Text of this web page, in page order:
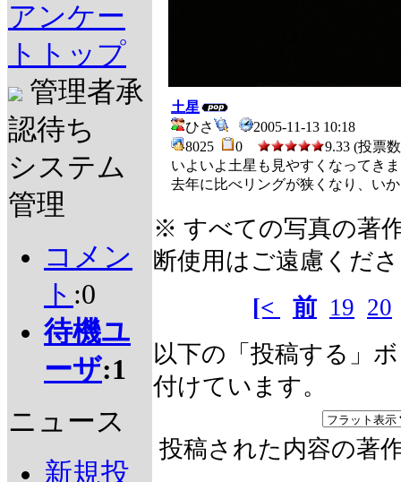
アンケー
トトップ
管理者承
認待ち
システム
管理
コメン
ト :0
待機ユ
ーザ:1
ニュース
新規投
土星
ひさ
2005-11-13 10:18
8025
0
9.33 (投票
いよいよ土星も見やすくなってき
去年に比べリングが狭くなり、い
※ すべての写真の著
断使用はご遠慮くだ
[<
前 19 20
以下の「投稿する」
付けています。
投稿された内容の著